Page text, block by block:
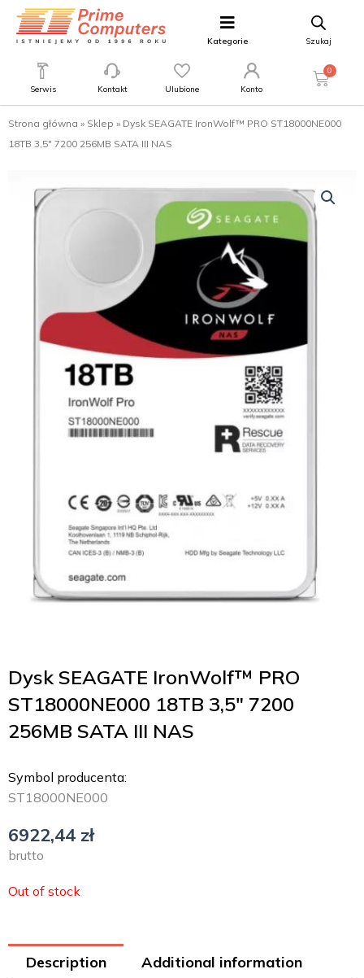
Kategorie Szukaj
Serwis Kontakt Ulubione Konto
0
Strona główna » Sklep » Dysk SEAGATE IronWolf™ PRO ST18000NE000
18TB 3,5″ 7200 256MB SATA III NAS
Dysk SEAGATE IronWolf™ PRO
ST18000NE000 18TB 3,5″ 7200
256MB SATA III NAS
Symbol producenta:
ST18000NE000
6922,44 zł
brutto
Out of stock
Description Additional information